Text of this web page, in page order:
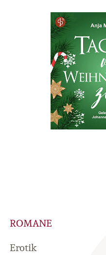
ROMANE
Erotik